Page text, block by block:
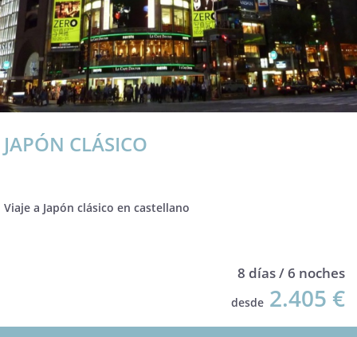
JAPÓN CLÁSICO
Viaje a Japón clásico en castellano
8 días / 6 noches
desde 2.405 €